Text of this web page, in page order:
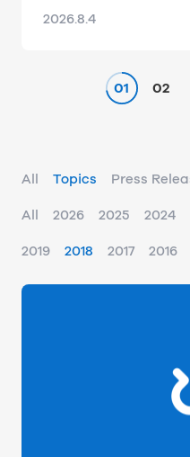
2026.8.4
01 02
All Topics Press
All 2026 2025 2024
2019 2018 2017 2016